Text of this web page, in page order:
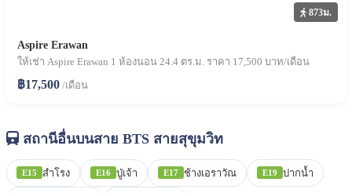
873ม.
Aspire Erawan
ให้เช่า Aspire Erawan 1 ห้องนอน 24.4 ตร.ม. ราคา 17,500 บาท/เดือน
฿17,500 /เดือน
สถานีอื่นบนสาย BTS สายสุขุมวิท
E15 สำโรง E16 ปู่เจ้า E17 ช้างเอราวัณ E19 ปากน้ำ